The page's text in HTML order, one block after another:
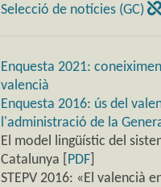
Selecció de notícies (GC)
Enquesta 2021:
valencià
Enquesta 2016: ús del
l'administració de la
El model lingüístic del
Catalunya [
PDF
STEPV 2016: «El valencià